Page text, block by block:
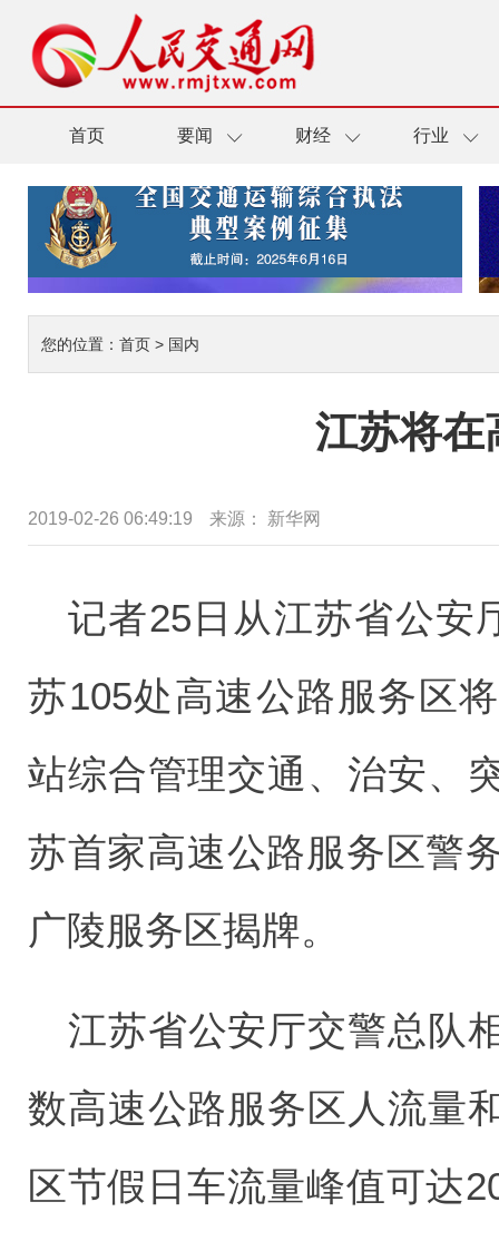
首页 要闻 财经 行业
您的位置： 首页 > 国内
江苏将在
2019-02-26 06:49:19 来源： 新华网
记者25日从江苏省公安
苏105处高速公路服务区
站综合管理交通、治安、
苏首家高速公路服务区警
广陵服务区揭牌。
江苏省公安厅交警总队
数高速公路服务区人流量
区节假日车流量峰值可达